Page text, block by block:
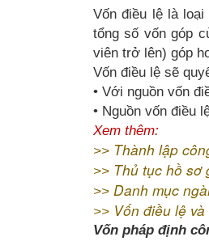
Vốn điều lệ là
tổng số vốn góp
viên trở lên) góp
Vốn điều lệ sẽ
• Với nguồn vốn
• Nguồn vốn điều
Xem thêm:
>> Thành lập
>> Thủ tục hồ sơ
>> Danh mục
>> Vốn điều lệ
Vốn pháp định